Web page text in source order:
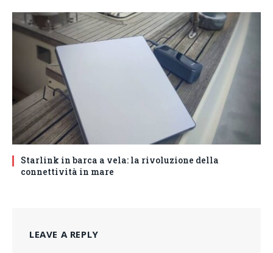
Starlink in barca a vela: la rivoluzione della
connettività in mare
LEAVE A REPLY